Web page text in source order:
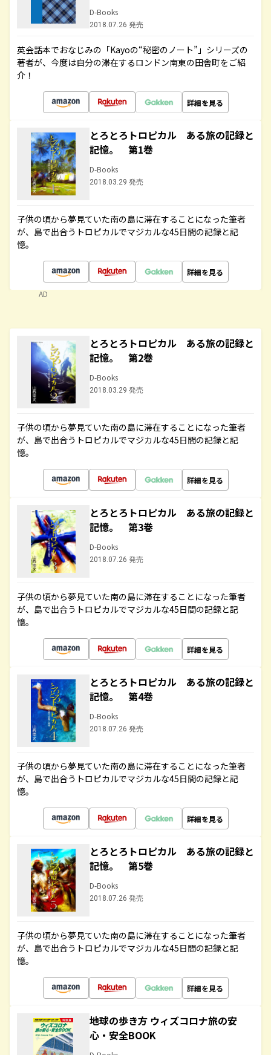
D-Books
2018.07.26 発売
英会話本でおなじみの「Kayoの“秘密のノート”」シリーズの
著者が、今度は自分の滞在するロンドン南東の田舎町をご紹
介！
詳細を見る
とろとろトロピカル ある旅の記録と
記憶。 第1巻
D-Books
2018.03.29 発売
子供の頃から夢見ていた南の島に滞在することになった筆者
が、島で出合うトロピカルでマジカルな45日間の記録と記
憶。
詳細を見る
AD
とろとろトロピカル ある旅の記録と
記憶。 第2巻
D-Books
2018.03.29 発売
子供の頃から夢見ていた南の島に滞在することになった筆者
が、島で出合うトロピカルでマジカルな45日間の記録と記
憶。
詳細を見る
とろとろトロピカル ある旅の記録と
記憶。 第3巻
D-Books
2018.07.26 発売
子供の頃から夢見ていた南の島に滞在することになった筆者
が、島で出合うトロピカルでマジカルな45日間の記録と記
憶。
詳細を見る
とろとろトロピカル ある旅の記録と
記憶。 第4巻
D-Books
2018.07.26 発売
子供の頃から夢見ていた南の島に滞在することになった筆者
が、島で出合うトロピカルでマジカルな45日間の記録と記
憶。
詳細を見る
とろとろトロピカル ある旅の記録と
記憶。 第5巻
D-Books
2018.07.26 発売
子供の頃から夢見ていた南の島に滞在することになった筆者
が、島で出合うトロピカルでマジカルな45日間の記録と記
憶。
詳細を見る
地球の歩き方 ウィズコロナ旅の安
心・安全BOOK